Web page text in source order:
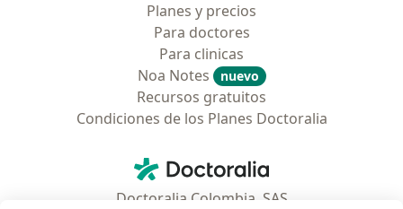
Planes y precios
Para doctores
Para clinicas
Noa Notes
nuevo
Recursos gratuitos
Condiciones de los Planes Doctoralia
Doctoralia - Página de inicio
Doctoralia Colombia, SAS